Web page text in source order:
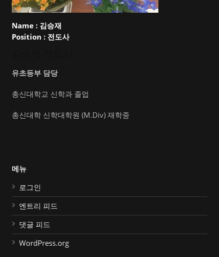
Name : 김승재
Position : 전도사
유초등부 담당
총신대학교 신학과 졸업
총신대학 신학대학원 (M.Div) 재학중
메뉴
로그인
엔트리 피드
댓글 피드
WordPress.org